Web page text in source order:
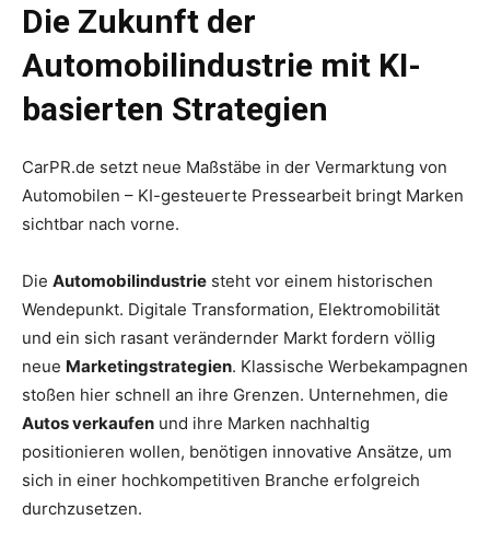
Die Zukunft der
Automobilindustrie mit KI-
basierten Strategien
CarPR.de setzt neue Maßstäbe in der Vermarktung von
Automobilen – KI-gesteuerte Pressearbeit bringt Marken
sichtbar nach vorne.
Die Automobilindustrie steht vor einem historischen
Wendepunkt. Digitale Transformation, Elektromobilität
und ein sich rasant verändernder Markt fordern völlig
neue Marketingstrategien. Klassische Werbekampagnen
stoßen hier schnell an ihre Grenzen. Unternehmen, die
Autos verkaufen und ihre Marken nachhaltig
positionieren wollen, benötigen innovative Ansätze, um
sich in einer hochkompetitiven Branche erfolgreich
durchzusetzen.